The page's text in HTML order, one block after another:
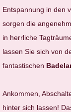
Entspannung in den
sorgen die
in herrliche
lassen Sie sich von
fantastischen
Ankommen,
hinter sich lassen!